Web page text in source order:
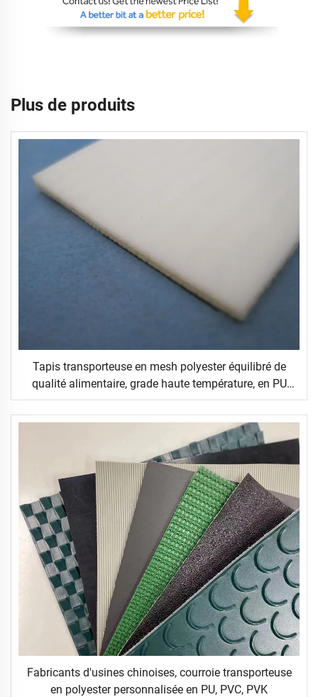
Plus de produits
Tapis transporteuse en mesh polyester équilibré de
qualité alimentaire, grade haute température, en PU
alimentaire, pour le secteur de la distribution, état neuf
Fabricants d'usines chinoises, courroie transporteuse
en polyester personnalisée en PU, PVC, PVK